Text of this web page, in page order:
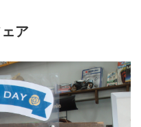
ア